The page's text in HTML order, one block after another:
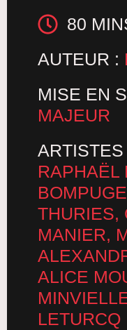
80
AUTEUR :
MISE EN
MAJEUR
ARTISTES
RAPHAËL
THURIES,
MANIER,
ALICE
LETURCQ